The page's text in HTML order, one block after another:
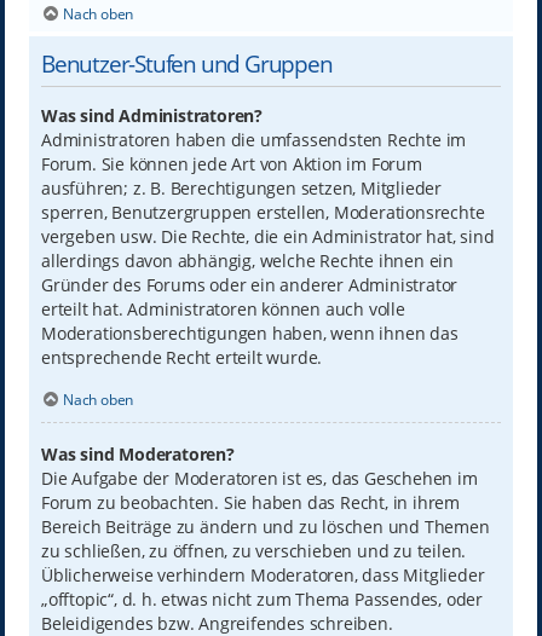
Nach oben
Benutzer-Stufen und Gruppen
Was sind Administratoren?
Administratoren haben die umfassendsten Rechte im
Forum. Sie können jede Art von Aktion im Forum
ausführen; z. B. Berechtigungen setzen, Mitglieder
sperren, Benutzergruppen erstellen, Moderationsrechte
vergeben usw. Die Rechte, die ein Administrator hat, sind
allerdings davon abhängig, welche Rechte ihnen ein
Gründer des Forums oder ein anderer Administrator
erteilt hat. Administratoren können auch volle
Moderationsberechtigungen haben, wenn ihnen das
entsprechende Recht erteilt wurde.
Nach oben
Was sind Moderatoren?
Die Aufgabe der Moderatoren ist es, das Geschehen im
Forum zu beobachten. Sie haben das Recht, in ihrem
Bereich Beiträge zu ändern und zu löschen und Themen
zu schließen, zu öffnen, zu verschieben und zu teilen.
Üblicherweise verhindern Moderatoren, dass Mitglieder
„offtopic“, d. h. etwas nicht zum Thema Passendes, oder
Beleidigendes bzw. Angreifendes schreiben.